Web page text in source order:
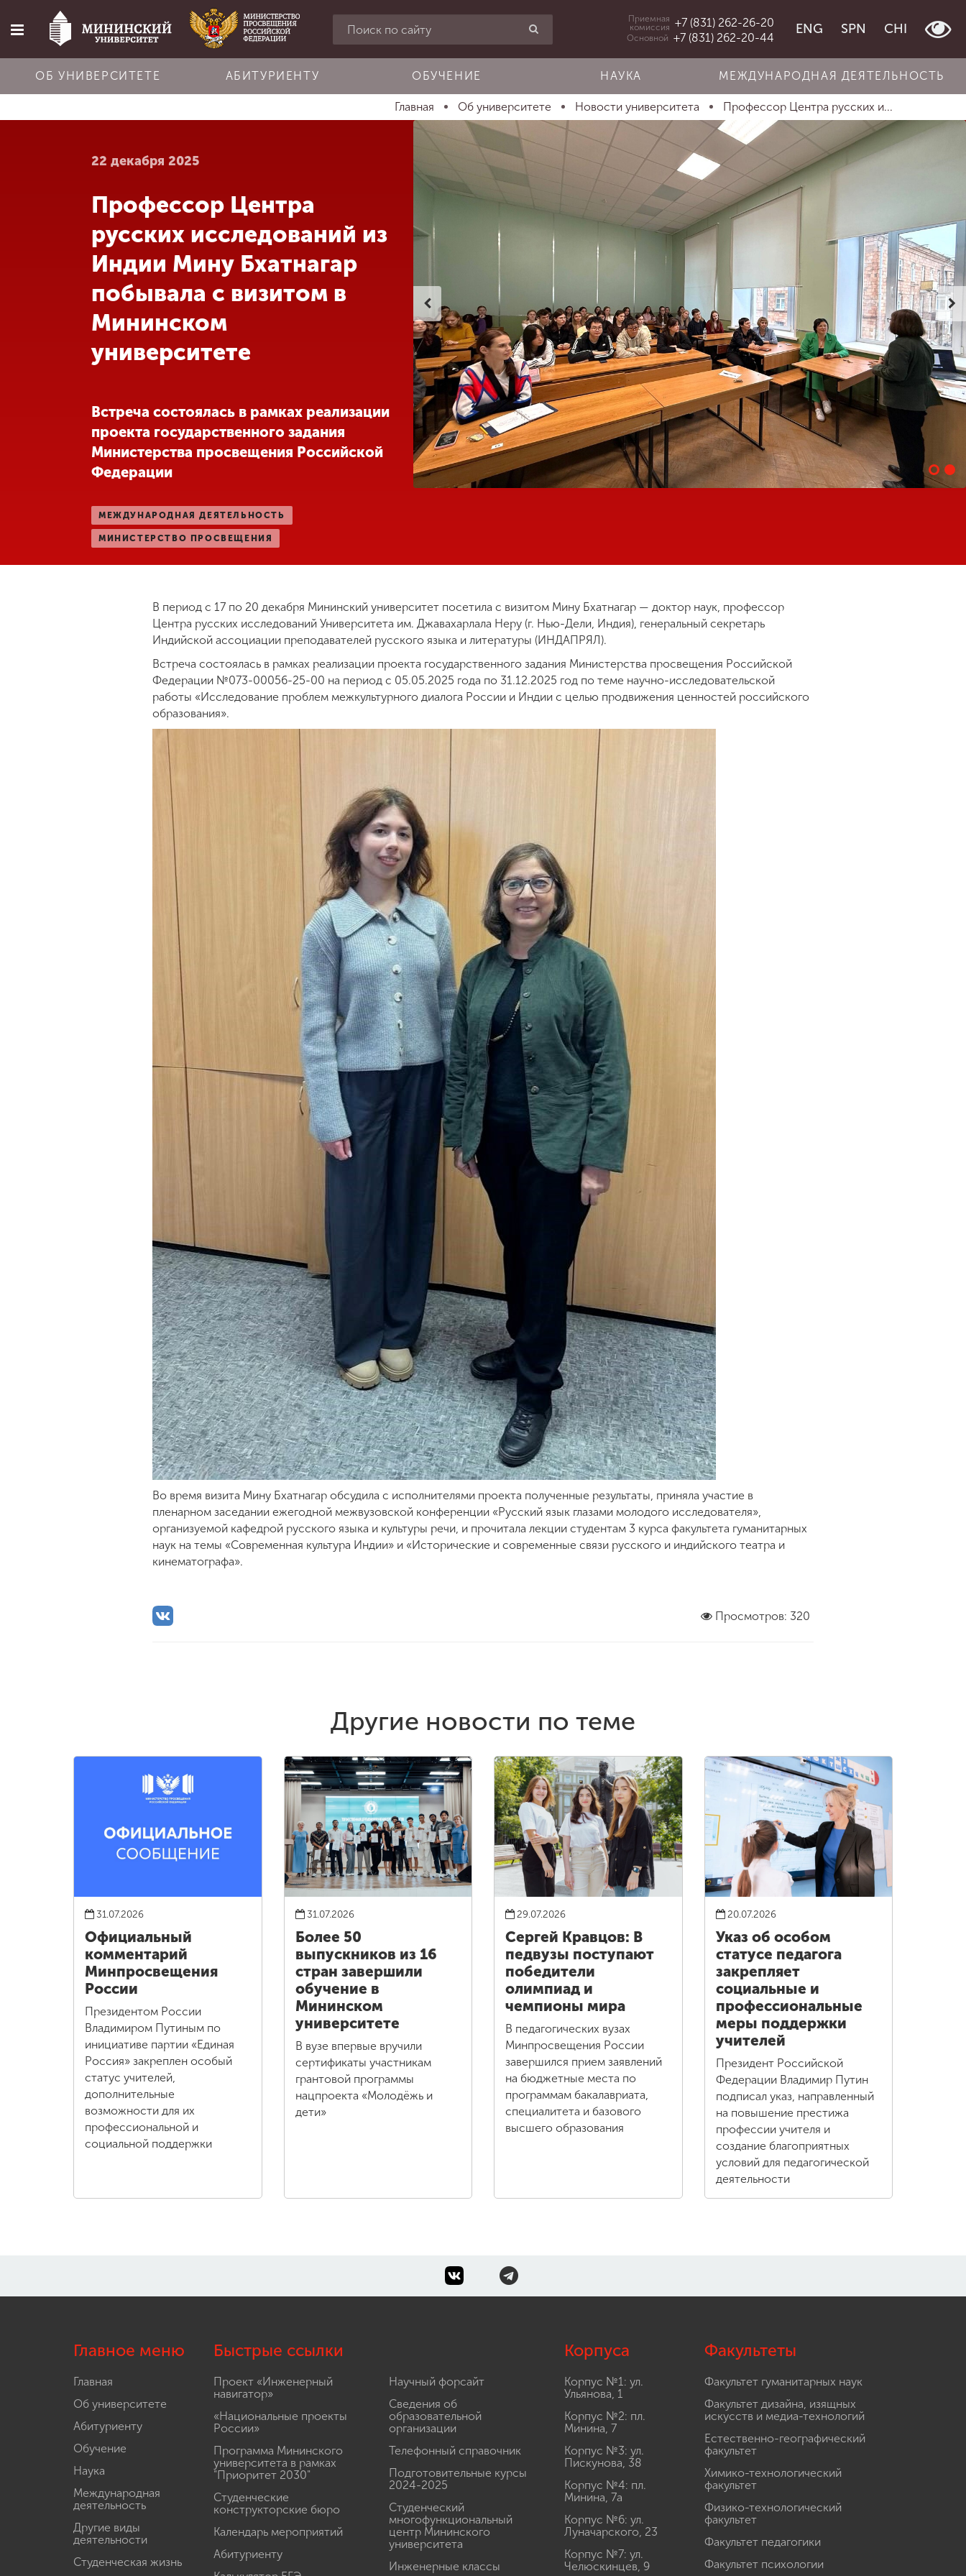
Главная
Об университете
Абитуриенту
Обучение
Международная
деятельность
Другие виды
Студенческая
Сведения об
образовательной
Приемная
комиссия +7 (831) 262-26-20
Основной +7 (831) 262-20-44
ENG SPN CHI
ОБ УНИВЕРСИТЕТЕ АБИТУРИЕНТУ ОБУЧЕНИЕ НАУКА МЕЖДУНАРОДНАЯ ДЕЯТЕЛЬНОСТЬ
Главная Об университете Новости университета Профессор Центра русских и...
22 декабря 2025
Профессор Центра
русских исследований из
Индии Мину Бхатнагар
побывала с визитом в
Мининском
университете
Встреча состоялась в рамках реализации
проекта государственного задания
Министерства просвещения Российской
Федерации
МЕЖДУНАРОДНАЯ ДЕЯТЕЛЬНОСТЬ
МИНИСТЕРСТВО ПРОСВЕЩЕНИЯ
В период с 17 по 20 декабря Мининский университет посетила с визитом Мину Бхатнагар — доктор наук, профессор
Центра русских исследований Университета им. Джавахарлала Неру (г. Нью-Дели, Индия), генеральный секретарь
Индийской ассоциации преподавателей русского языка и литературы (ИНДАПРЯЛ).
Встреча состоялась в рамках реализации проекта государственного задания Министерства просвещения Российской
Федерации №073-00056-25-00 на период с 05.05.2025 года по 31.12.2025 год по теме научно-исследовательской
работы «Исследование проблем межкультурного диалога России и Индии с целью продвижения ценностей российского
образования».
Во время визита Мину Бхатнагар обсудила с исполнителями проекта полученные результаты, приняла участие в
пленарном заседании ежегодной межвузовской конференции «Русский язык глазами молодого исследователя»,
организуемой кафедрой русского языка и культуры речи, и прочитала лекции студентам 3 курса факультета гуманитарных
наук на темы «Современная культура Индии» и «Исторические и современные связи русского и индийского театра и
кинематографа».
Просмотров: 320
Другие новости по теме
31.07.2026
Официальный
комментарий
Минпросвещения
России
Президентом России
Владимиром Путиным по
инициативе партии «Единая
Россия» закреплен особый
статус учителей,
дополнительные
возможности для их
профессиональной и
социальной поддержки
31.07.2026
Более 50
выпускников из 16
стран завершили
обучение в
Мининском
университете
В вузе впервые вручили
сертификаты участникам
грантовой программы
нацпроекта «Молодёжь и
дети»
29.07.2026
Сергей Кравцов: В
педвузы поступают
победители
олимпиад и
чемпионы мира
В педагогических вузах
Минпросвещения России
завершился прием заявлений
на бюджетные места по
программам бакалавриата,
специалитета и базового
высшего образования
20.07.2026
Указ об особом
статусе педагога
закрепляет
социальные и
профессиональные
меры поддержки
учителей
Президент Российской
Федерации Владимир Путин
подписал указ, направленный
на повышение престижа
профессии учителя и
создание благоприятных
условий для педагогической
деятельности
Главное меню
Главная
Об университете
Абитуриенту
Обучение
Наука
Международная
деятельность
Другие виды
деятельности
Студенческая жизнь
Быстрые ссылки
Проект «Инженерный
навигатор»
«Национальные проекты
России»
Программа Мининского
университета в рамках
"Приоритет 2030"
Студенческие
конструкторские бюро
Календарь мероприятий
Абитуриенту
Научный форсайт
Сведения об
образовательной
организации
Телефонный справочник
Подготовительные курсы
2024-2025
Студенческий
многофункциональный
центр Мининского
университета
Инженерные классы
Корпуса
Корпус №1: ул.
Ульянова, 1
Корпус №2: пл.
Минина, 7
Корпус №3: ул.
Пискунова, 38
Корпус №4: пл.
Минина, 7а
Корпус №6: ул.
Луначарского, 23
Корпус №7: ул.
Челюскинцев, 9
Факультеты
Факультет гуманитарных наук
Факультет дизайна, изящных
искусств и медиа-технологий
Естественно-географический
факультет
Химико-технологический
факультет
Физико-технологический
факультет
Факультет педагогики
Факультет психологии